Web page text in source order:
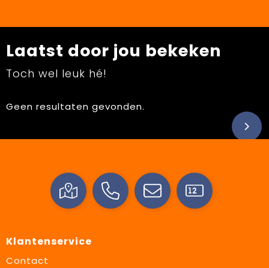
Laatst door jou bekeken
Toch wel leuk hé!
Geen resultaten gevonden.
Klantenservice
Contact